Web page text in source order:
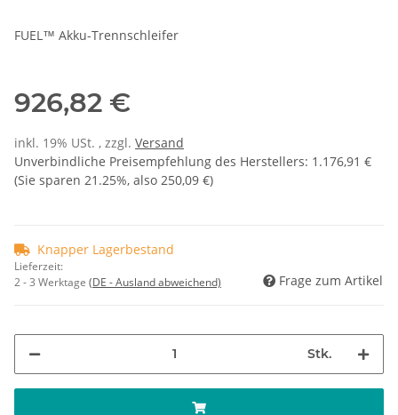
FUEL™ Akku-Trennschleifer
926,82 €
inkl. 19% USt. , zzgl. Versand
Unverbindliche Preisempfehlung des Herstellers: 1.176,91 €
(Sie sparen 21.25%, also 250,09 €)
Knapper Lagerbestand
Lieferzeit:
2 - 3 Werktage (DE - Ausland abweichend) Frage zum Artikel
Stk.